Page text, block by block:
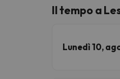
Il tempo a
Lunedì 10,